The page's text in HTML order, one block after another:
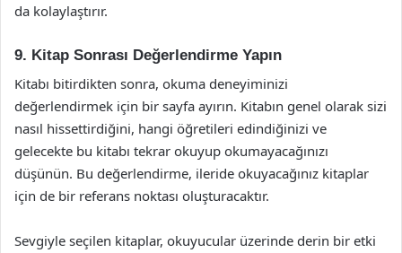
da kolaylaştırır.
9. Kitap Sonrası Değerlendirme Yapın
Kitabı bitirdikten sonra, okuma deneyiminizi
değerlendirmek için bir sayfa ayırın. Kitabın genel olarak sizi
nasıl hissettirdiğini, hangi öğretileri edindiğinizi ve
gelecekte bu kitabı tekrar okuyup okumayacağınızı
düşünün. Bu değerlendirme, ileride okuyacağınız kitaplar
için de bir referans noktası oluşturacaktır.
Sevgiyle seçilen kitaplar, okuyucular üzerinde derin bir etki